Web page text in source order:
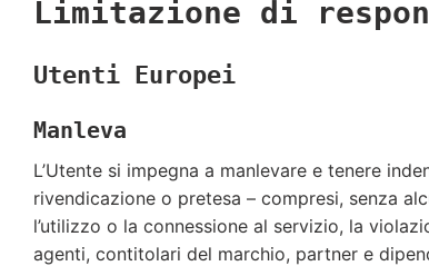
Limitazione di
Utenti Europei
Manleva
L’Utente si impegna a manlevare e tenere
rivendicazione o pretesa – compresi, senza
l’utilizzo o la connessione al servizio, la
agenti, contitolari del marchio, partner e